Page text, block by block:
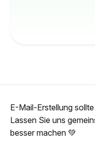
E-Mail-Erstellung
Lassen Sie uns
besser machen 💚